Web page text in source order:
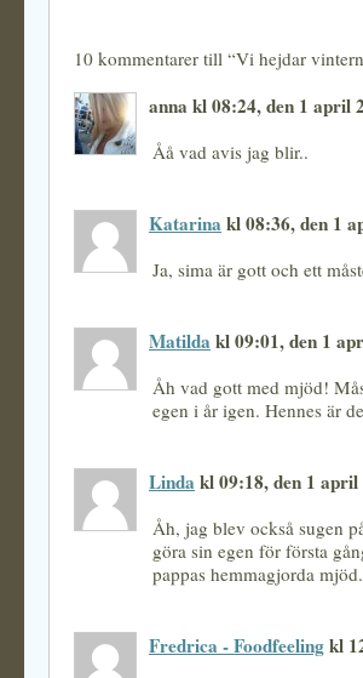
10 kommentarer till “Vi hejdar
anna kl 08:24, den 1 april
Åå vad avis jag blir..
Katarina kl 08:36, den 1
Ja, sima är gott och ett
Matilda kl 09:01, den 1
Åh vad gott med mjöd!
egen i år igen. Hennes är
Linda kl 09:18, den 1 april
Åh, jag blev också sugen
göra sin egen för första
pappas hemmagjorda mjöd.
Fredrica - Foodfeelingkl